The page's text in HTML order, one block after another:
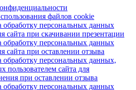
файлов cookie
обработку персональных данных
сайта при скачивании презентации
обработку персональных данных
сайта при оставлении отзыва
обработку персональных данных,
пользователем сайта для
при оставлении отзыва
обработку персональных данных